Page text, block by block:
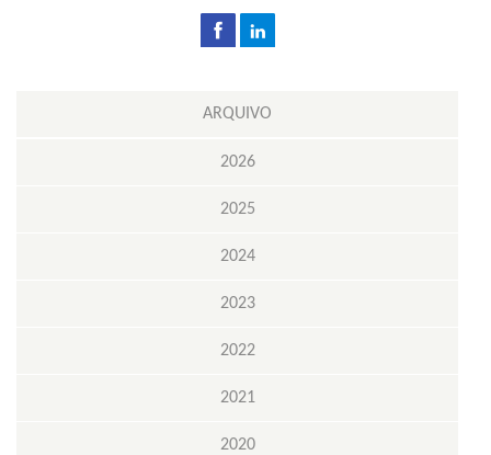
ARQUIVO
2026
2025
2024
2023
2022
2021
2020